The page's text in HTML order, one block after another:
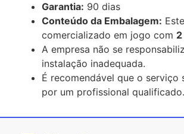
Garantia: 90 dias
Conteúdo da Embalagem:
comercializado em jogo com
A empresa não se
instalação inadequada.
É recomendável que o serviço
por um profissional qualificado.